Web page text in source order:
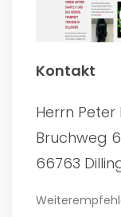
Kontakt
Herrn Peter
Bruchweg
66763